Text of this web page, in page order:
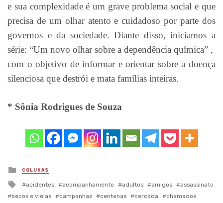
e sua complexidade é um grave problema social e que
precisa de um olhar atento e cuidadoso por parte dos
governos e da sociedade. Diante disso, iniciamos a
série: “Um novo olhar sobre a dependência química” ,
com o objetivo de informar e orientar sobre a doença
silenciosa que destrói e mata famílias inteiras.
* Sônia Rodrigues de Souza
Posted
in
COLUNAS
Tagged
acidentes acompanhamento adultos amigos
assassinato
becos e vielas
campanhas centenas cercada
chamados